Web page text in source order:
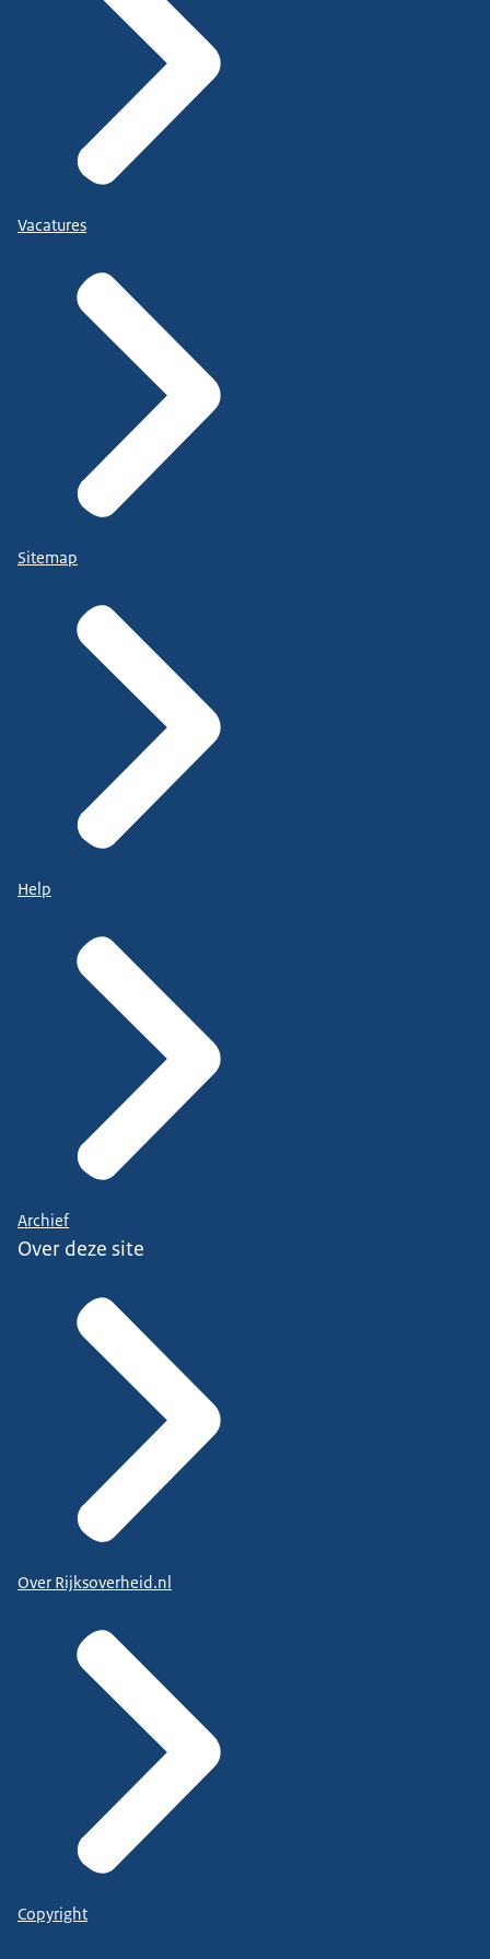
Vacatures
Sitemap
Help
Archief
Over deze site
Over Rijksoverheid.nl
Copyright